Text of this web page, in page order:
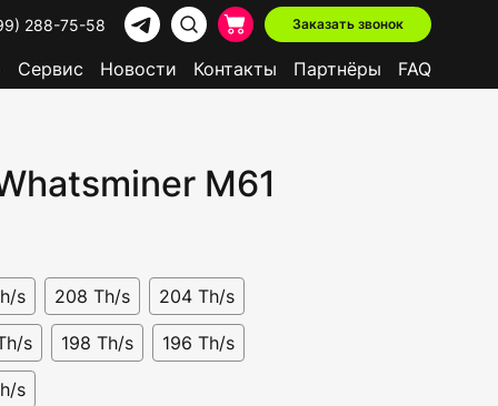
288-75-58 Заказать звонок
Сервис Новости Контакты Партнёры FAQ
Доступно в лизинг
M61
s 208 Th/s 204 Th/s
s 198 Th/s 196 Th/s
s